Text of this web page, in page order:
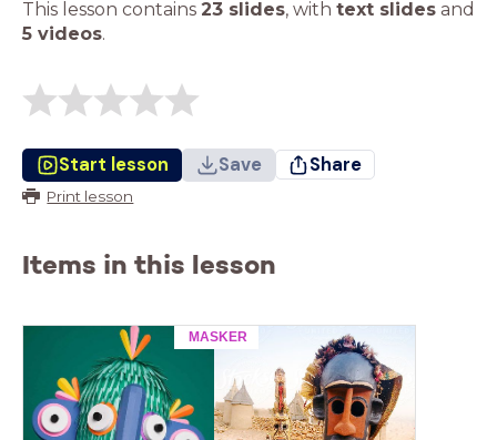
This lesson contains 23 slides, with text slides and
5 videos.
Start lesson Save Share
Print lesson
Items in this lesson
MASKER